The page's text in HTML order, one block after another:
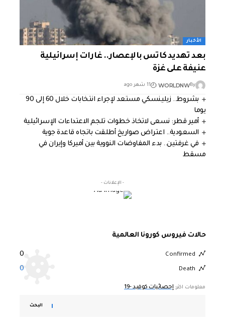
الأخبار
بعد تهديد كاتس بالإعصار.. غارات إسرائيلية
عنيفة على غزة
By
WORLDNW 11 شهر ago
بشروط.. زيلينسكي مستعد لإجراء انتخابات خلال 60 إلى 90
يوما
أمير قطر: نسعى لاتخاذ خطوات تلجم الاعتداءات الإسرائيلية
السعودية.. اعتراض صواريخ أطلقت باتجاه قاعدة جوية
في غرفتين.. بدء المفاوضات النووية بين أميركا وإيران في
مسقط
- الإعلانات -
حالات فيروس كورونا العالمية
Confirmed
0
Death
0
معلومات اكثر:إحصائيات كوفيد -19
البحث